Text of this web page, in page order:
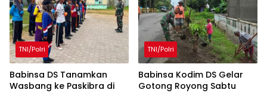
TNI/Polri
Babinsa DS Tanamkan
Wasbang ke Paskibra di
TNI/Polri
Babinsa Kodim DS Gelar
Gotong Royong Sabtu